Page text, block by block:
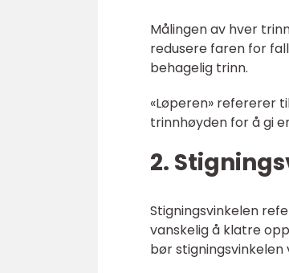
Målingen av hver
redusere faren for
behagelig trinn.
«Løperen» refererer
trinnhøyden for å gi
2.
Stigningsvinkelen
vanskelig å klatre
bør